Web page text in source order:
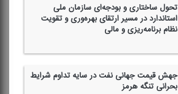
تحول ساختاری و بودجه‌ای سازمان ملی
استاندارد در مسیر ارتقای بهره‌وری و تقویت
نظام برنامه‌ریزی و مالی
جهش قیمت جهانی نفت در سایه تداوم شرایط
بحرانی تنگه هرمز